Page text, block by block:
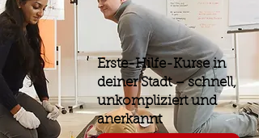
Erste-Hilfe-Kurse in
deiner Stadt – schnell,
unkompliziert und
anerkannt